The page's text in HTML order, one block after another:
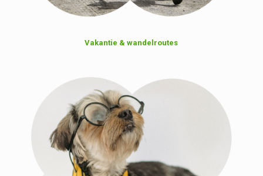
Vakantie & wandelroutes